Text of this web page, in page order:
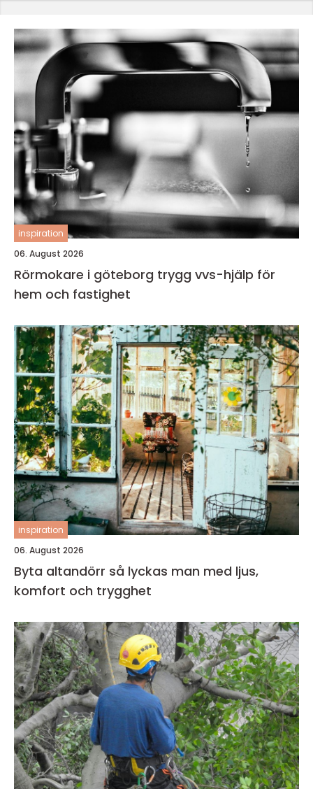
inspiration
06. August 2026
Rörmokare i göteborg trygg vvs-hjälp för
hem och fastighet
inspiration
06. August 2026
Byta altandörr så lyckas man med ljus,
komfort och trygghet